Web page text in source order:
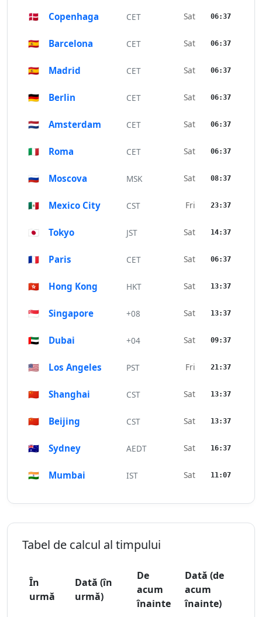
🇩🇰 Copenhaga CET Sat 06:37
🇪🇸 Barcelona CET Sat 06:37
🇪🇸 Madrid CET Sat 06:37
🇩🇪 Berlin CET Sat 06:37
🇳🇱 Amsterdam CET Sat 06:37
🇮🇹 Roma CET Sat 06:37
🇷🇺 Moscova MSK Sat 08:37
🇲🇽 Mexico City CST Fri 23:37
🇯🇵 Tokyo JST Sat 14:37
🇫🇷 Paris CET Sat 06:37
🇭🇰 Hong Kong HKT Sat 13:37
🇸🇬 Singapore +08 Sat 13:37
🇦🇪 Dubai +04 Sat 09:37
🇺🇸 Los Angeles PST Fri 21:37
🇨🇳 Shanghai CST Sat 13:37
🇨🇳 Beijing CST Sat 13:37
🇦🇺 Sydney AEDT Sat 16:37
🇮🇳 Mumbai IST Sat 11:07
Tabel de calcul al timpului
În
urmă
Dată (în
urmă)
De
acum
înainte
Dată (de
acum
înainte)